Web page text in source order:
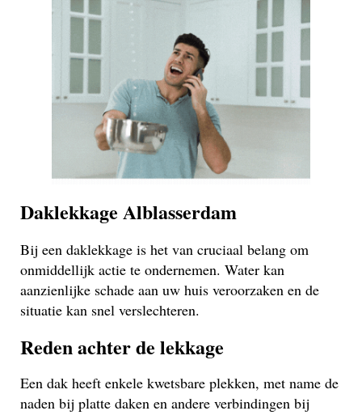
Daklekkage Alblasserdam
Bij een daklekkage is het van cruciaal belang om
onmiddellijk actie te ondernemen. Water kan
aanzienlijke schade aan uw huis veroorzaken en de
situatie kan snel verslechteren.
Reden achter de lekkage
Een dak heeft enkele kwetsbare plekken, met name de
naden bij platte daken en andere verbindingen bij